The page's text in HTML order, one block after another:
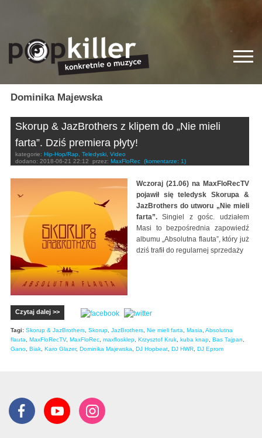
Dominika Majewska
Skorup & JazBrothers z klipem do „Nie mieli
farta”. Dziś premiera płyty!
kategorie: Hip-Hop/Rap, Teledyski, Video
dodano: 2018-06-21 22:12 przez: MaxFloRec (komentarze: 1)
Wczoraj (21.06) na MaxFloRecTV
pojawił się teledysk Skorupa &
JazBrothers do utworu „Nie mieli
farta”.Singiel z gośc. udziałem
Masi to bezpośrednia zapowiedź
albumu „Absolutna flauta”, który już
dziś trafił do regularnej sprzedaży
Czytaj dalej >>
Tagi: Skorup & JazBrothers, Skorup, JazBrothers, Nie mieli farta, Masia, Absolutna
flauta, MaxFloRecTV, MaxFloRec, maxflosklep, Krzysztof Kruk, kuba knap, Bas Tajpan,
Gano, Biak, Karo Glazer, Dominika Majewska, DJ Hopbeat, DJ HWR, DJ Eprom